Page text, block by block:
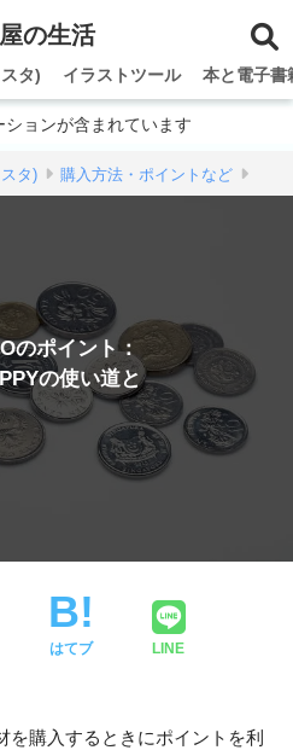
の生活
タ) イラストツール 本と電子書
ョンが含まれています
タ) 購入方法・ポイントなど
のポイント：
の使い道と
はてブ LINE
購入するときにポイントを利